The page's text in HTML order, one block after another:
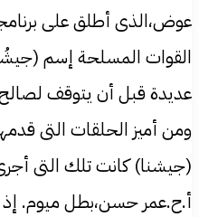
عوض،الذی أطلق علی
القوات المسلحة إسم
عديدة قبل أن يتوقف لصالح
ومن أميز الحلقات التی
(جيشنا) كانت تلك التی
أ.ح.عمر حسن،بطل ميوم. إذ